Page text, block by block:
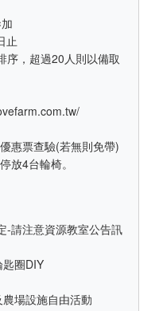
止
序，超過20人則以備取
惠票查驗(若無則免帶)
放4台輪椅。
注意資源教室公告訊
圈DIY
場設施自由活動